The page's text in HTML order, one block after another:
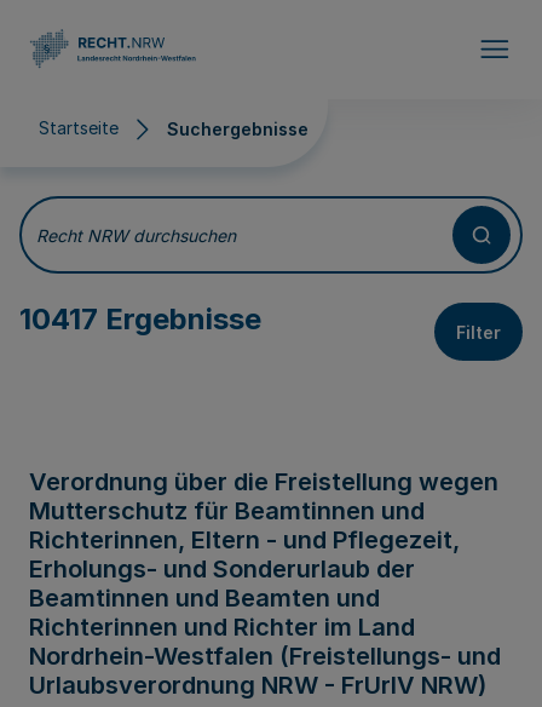
Startseite Suchergebnisse
Suchergebnisse
Recht NRW durchsuchen
10417 Ergebnisse Filter
Verordnung über die Freistellung wegen
Mutterschutz für Beamtinnen und
Richterinnen, Eltern - und Pflegezeit,
Erholungs- und Sonderurlaub der
Beamtinnen und Beamten und
Richterinnen und Richter im Land
Nordrhein-Westfalen (Freistellungs- und
Urlaubsverordnung NRW - FrUrlV NRW)